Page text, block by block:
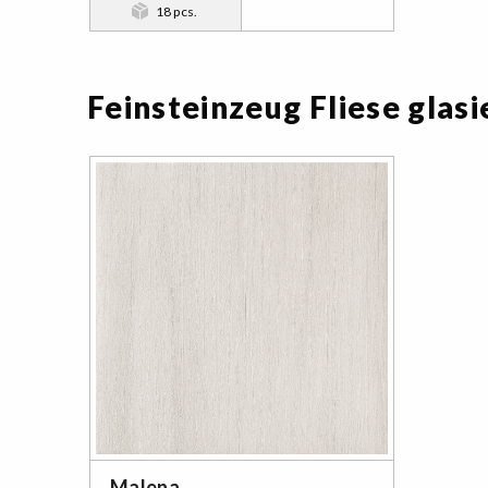
18 pcs.
Feinsteinzeug Fliese